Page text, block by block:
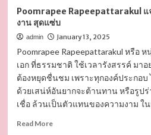
แรง
Poomrapee Rapeepattarakul แ
งาน สุดแซ่บ
admin January 13, 2025
Poomrapee Rapeepattarakul หรือ
เอก ที่ธรรมชาติ ใช้เวลารังสรรค์ มา
ต้องหยุดชื่นชม เพราะทุกองค์ประกอบ
ด้วยเสน่ห์อันยากจะต้านทาน หรือรูป
เชื่อ ล้วนเป็นตัวแทนของความงาม ใ
Read MoreRead